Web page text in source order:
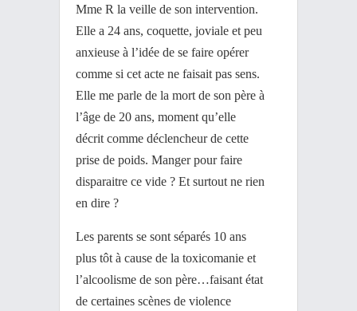
Mme R la veille de son intervention.
Elle a 24 ans, coquette, joviale et peu
anxieuse à l’idée de se faire opérer
comme si cet acte ne faisait pas sens.
Elle me parle de la mort de son père à
l’âge de 20 ans, moment qu’elle
décrit comme déclencheur de cette
prise de poids. Manger pour faire
disparaitre ce vide ? Et surtout ne rien
en dire ?
Les parents se sont séparés 10 ans
plus tôt à cause de la toxicomanie et
l’alcoolisme de son père…faisant état
de certaines scènes de violence